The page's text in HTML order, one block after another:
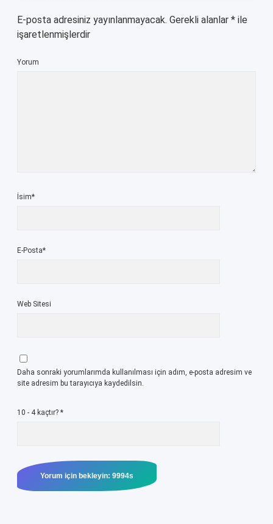
E-posta adresiniz yayınlanmayacak. Gerekli alanlar * ile
işaretlenmişlerdir
Yorum
İsim*
E-Posta*
Web Sitesi
Daha sonraki yorumlarımda kullanılması için adım, e-posta adresim ve
site adresim bu tarayıcıya kaydedilsin.
10 - 4 kaçtır? *